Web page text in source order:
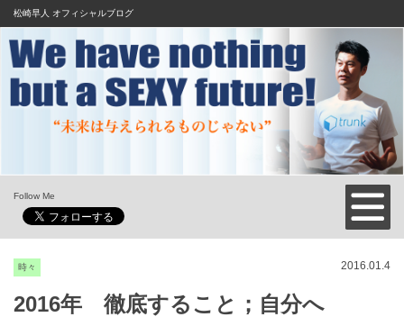
松崎早人 オフィシャルブログ
Follow Me
時々 2016.01.4
2016年 徹底すること；自分へ